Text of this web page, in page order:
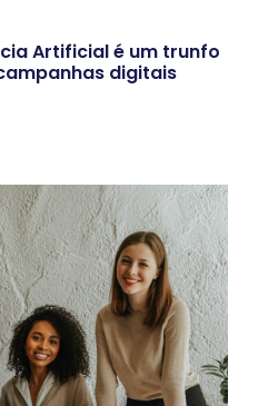
Artificial é um trunfo
digitais